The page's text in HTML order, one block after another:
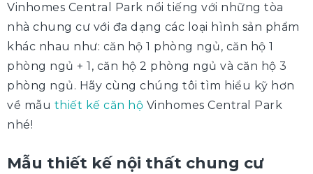
Vinhomes Central Park nổi tiếng với những tòa
nhà chung cư với đa dạng các loại hình sản phẩm
khác nhau như: căn hộ 1 phòng ngủ, căn hộ 1
phòng ngủ + 1, căn hộ 2 phòng ngủ và căn hộ 3
phòng ngủ. Hãy cùng chúng tôi tìm hiểu kỹ hơn
về mẫu thiết kế căn hộ Vinhomes Central Park
nhé!
Mẫu thiết kế nội thất chung cư